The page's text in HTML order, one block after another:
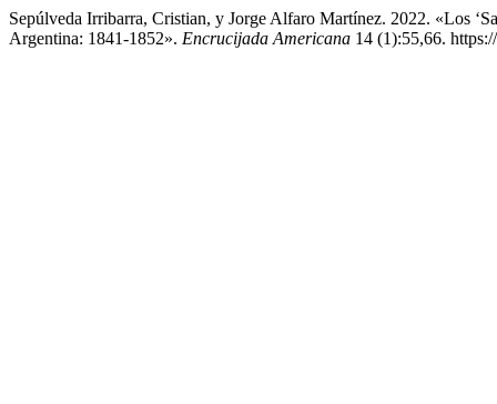
Sepúlveda Irribarra, Cristian, y Jorge Alfaro Martínez. 2022. «Los
Argentina: 1841-1852». Encrucijada Americana 14 (1):55,66.